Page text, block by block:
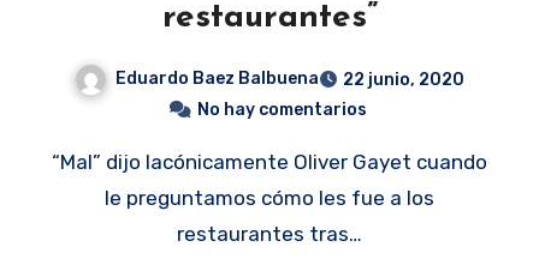
restaurantes”
Eduardo Baez Balbuena
22 junio, 2020
No hay comentarios
“Mal” dijo lacónicamente Oliver Gayet cuando
le preguntamos cómo les fue a los
restaurantes tras…